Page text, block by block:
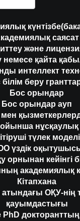
саясат
және
немесе қайта
интеллект
білім беру
Бос орындар
Бос орындар ауп
нұсқаулық
түлек моделі
үздік
орнынан кейінгі
академиялық
Кітапхана
ОҚУ-нің
қауымдастығы
PhD докторанттың